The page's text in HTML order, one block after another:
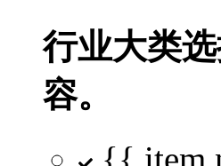
行业大类
容。
{{